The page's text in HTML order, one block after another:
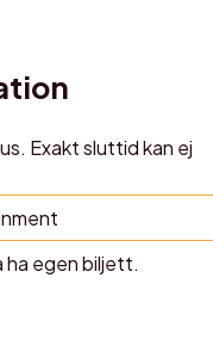
Exakt sluttid kan ej
ha egen biljett.